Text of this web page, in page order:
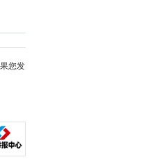
您发